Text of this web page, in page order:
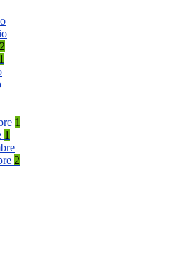
2
1
1
1
2